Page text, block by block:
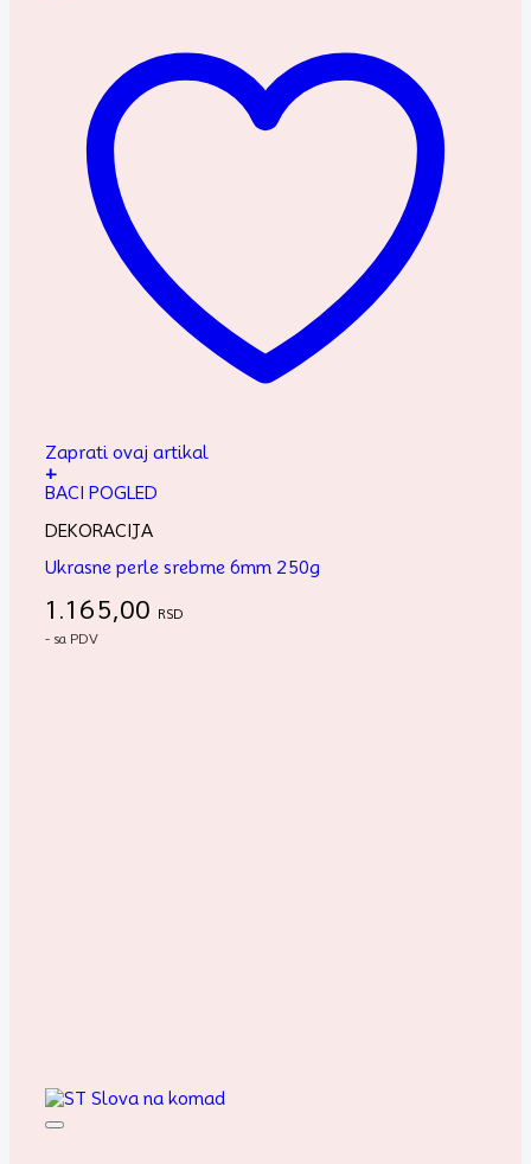
Zaprati ovaj artikal
+
BACI POGLED
DEKORACIJA
Ukrasne perle srebrne 6mm 250g
1.165,00 RSD
- sa PDV